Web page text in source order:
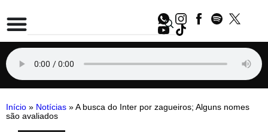
Início » Notícias » A busca do Inter por zagueiros; Alguns nomes
são avaliados